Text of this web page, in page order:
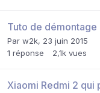
Tuto de démontage
Par w2k, 23 juin 2015
1 réponse 2,1k vues
Xiaomi Redmi 2 qui